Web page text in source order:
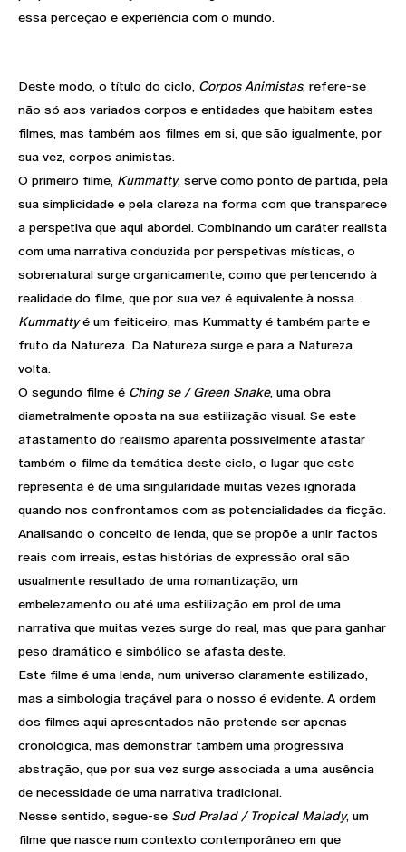
essa perceção e experiência com o mundo.
Deste modo, o título do ciclo, Corpos Animistas, refere-se
não só aos variados corpos e entidades que habitam estes
filmes, mas também aos filmes em si, que são igualmente, por
sua vez, corpos animistas.
O primeiro filme, Kummatty, serve como ponto de partida, pela
sua simplicidade e pela clareza na forma com que transparece
a perspetiva que aqui abordei. Combinando um caráter realista
com uma narrativa conduzida por perspetivas místicas, o
sobrenatural surge organicamente, como que pertencendo à
realidade do filme, que por sua vez é equivalente à nossa.
Kummattyé um feiticeiro, mas Kummatty é também parte e
fruto da Natureza. Da Natureza surge e para a Natureza
volta.
O segundo filme é Ching se / Green Snake, uma obra
diametralmente oposta na sua estilização visual. Se este
afastamento do realismo aparenta possivelmente afastar
também o filme da temática deste ciclo, o lugar que este
representa é de uma singularidade muitas vezes ignorada
quando nos confrontamos com as potencialidades da ficção.
Analisando o conceito de lenda, que se propõe a unir factos
reais com irreais, estas histórias de expressão oral são
usualmente resultado de uma romantização, um
embelezamento ou até uma estilização em prol de uma
narrativa que muitas vezes surge do real, mas que para ganhar
peso dramático e simbólico se afasta deste.
Este filme é uma lenda, num universo claramente estilizado,
mas a simbologia traçável para o nosso é evidente. A ordem
dos filmes aqui apresentados não pretende ser apenas
cronológica, mas demonstrar também uma progressiva
abstração, que por sua vez surge associada a uma ausência
de necessidade de uma narrativa tradicional.
Nesse sentido, segue-se Sud Pralad / Tropical Malady, um
filme que nasce num contexto contemporâneo em que